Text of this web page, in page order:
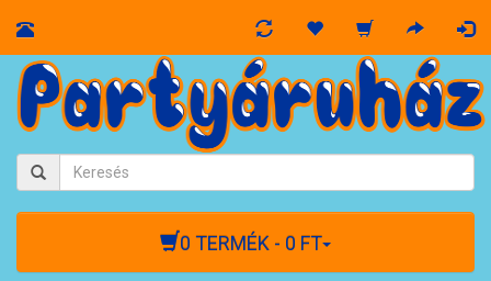
0 TERMÉK - 0 FT